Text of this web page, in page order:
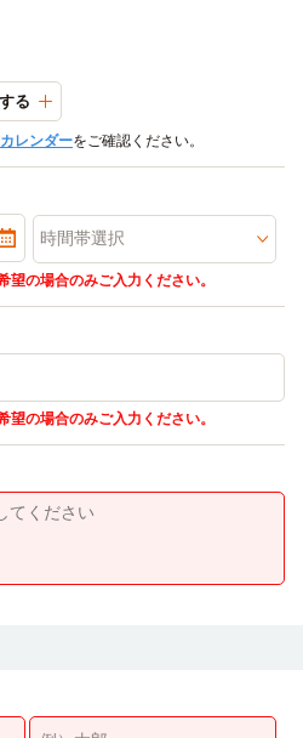
る
レンダーをご確認ください。
の場合のみご入力ください。
の場合のみご入力ください。